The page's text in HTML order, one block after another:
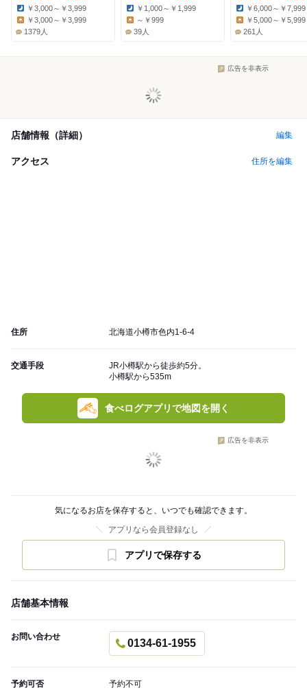
Dinner:
￥3,000～￥3,999
￥3,000～￥3,999
1379人
Dinner:
￥1,000～￥1,999
Lunch:
～￥999
39人
Dinner:
￥6,000～￥7,999
￥5,000～￥5,999
261人
広告を非表示
店舗情報（詳細） 編集
アクセス 住所を編集
住所 北海道小樽市色内1-6-4
交通手段
JR小樽駅から徒歩約5分。
小樽駅から535m
食べログアプリで地図を開く
広告を非表示
気になるお店を保存すると、いつでも確認できます。
アプリなら会員登録なし
アプリで保存する
店舗基本情報
お問い合わせ
0134-61-1955
予約可否 予約不可